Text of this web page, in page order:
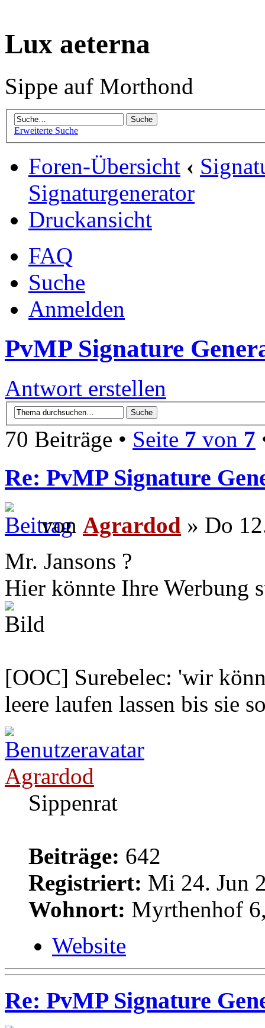
Lux aeterna
Sippe auf Morthond
Erweiterte Suche
Foren-Übersicht ‹
Signaturgenerator
Druckansicht
FAQ
Suche
Anmelden
PvMP Signature
Antwort erstellen
70 Beiträge • Seite 7 von 7
Re: PvMP Signature
von Agrardod » Do
Mr. Jansons ?
Hier könnte Ihre Werbung
[OOC] Surebelec: 'wir
leere laufen lassen bis sie
Agrardod
Sippenrat
Beiträge: 642
Registriert: Mi 24. Jun
Wohnort: Myrthenhof
Website
Re: PvMP Signature